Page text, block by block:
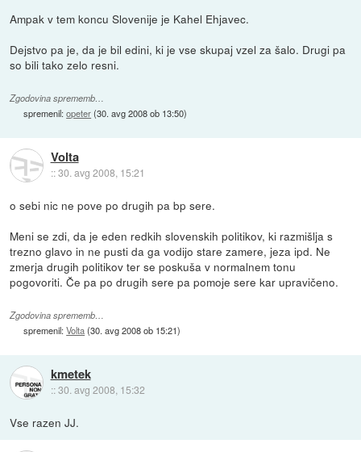
Ampak v tem koncu Slovenije je Kahel Ehjavec.
Dejstvo pa je, da je bil edini, ki je vse skupaj vzel za šalo. Drugi pa
so bili tako zelo resni.
Zgodovina sprememb…
spremenil:opeter(30. avg 2008 ob 13:50)
Volta
::30. avg 2008, 15:21
o sebi nic ne pove po drugih pa bp sere.
Meni se zdi, da je eden redkih slovenskih politikov, ki razmišlja s
trezno glavo in ne pusti da ga vodijo stare zamere, jeza ipd. Ne
zmerja drugih politikov ter se poskuša v normalnem tonu
pogovoriti. Če pa po drugih sere pa pomoje sere kar upravičeno.
Zgodovina sprememb…
spremenil:Volta(30. avg 2008 ob 15:21)
kmetek
::30. avg 2008, 15:32
Vse razen JJ.